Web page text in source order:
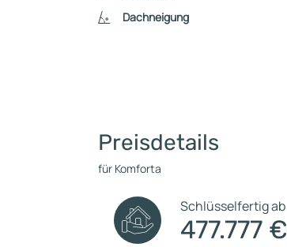
Dachneigung
Preisdetails
für Komforta
Schlüsselfertig ab
477.777 €